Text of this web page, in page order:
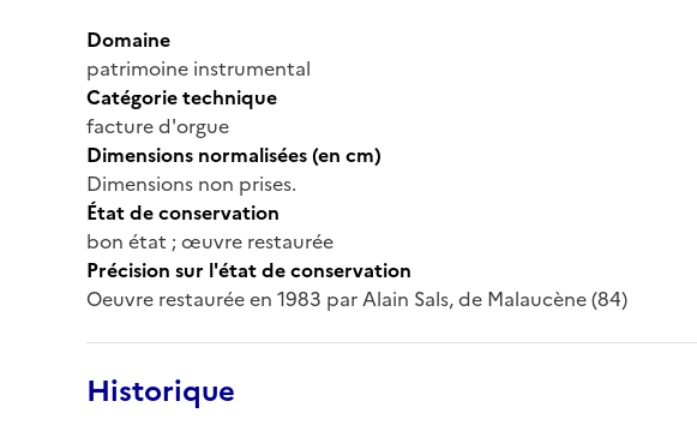
Domaine
patrimoine instrumental
Catégorie technique
facture d'orgue
Dimensions normalisées (en cm)
Dimensions non prises.
État de conservation
bon état ; œuvre restaurée
Précision sur l'état de conservation
Oeuvre restaurée en 1983 par Alain Sals, de Malaucène (84)
Historique